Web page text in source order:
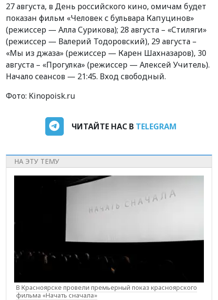
27 августа, в День российского кино, омичам будет
показан фильм «Человек с бульвара Капуцинов»
(режиссер — Алла Сурикова); 28 августа – «Стиляги»
(режиссер — Валерий Тодоровский), 29 августа –
«Мы из джаза» (режиссер — Карен Шахназаров), 30
августа – «Прогулка» (режиссер — Алексей Учитель).
Начало сеансов — 21:45. Вход свободный.
Фото: Kinopoisk.ru
ЧИТАЙТЕ НАС В TELEGRAM
НА ЭТУ ТЕМУ
В Красноярске провели премьерный показ красноярского
фильма «Начать сначала»